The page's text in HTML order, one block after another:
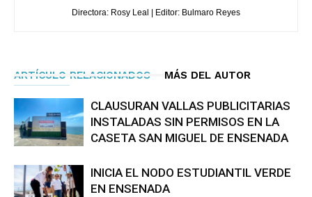
Directora: Rosy Leal | Editor: Bulmaro Reyes
ARTÍCULO RELACIONADOS MÁS DEL AUTOR
CLAUSURAN VALLAS PUBLICITARIAS
INSTALADAS SIN PERMISOS EN LA
CASETA SAN MIGUEL DE ENSENADA
INICIA EL NODO ESTUDIANTIL VERDE
EN ENSENADA